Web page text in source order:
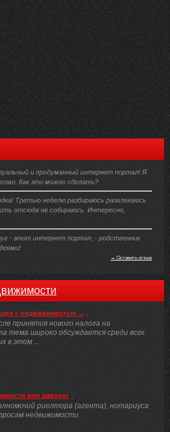
и продуманный интернет портал! Я
Как это можно сделать?
Третью неделю разбираюсь развлекаюсь
отсюда не собираюсь. Интересно,
- этот интернет портал, - родственник
→ Оставить отзыв
с недвижимостью ...
принятия нового налога на
тема широко обсуждается среди всех
в этом ...
или адвокат
риелтора (агента), нотариуса
недвижимости.